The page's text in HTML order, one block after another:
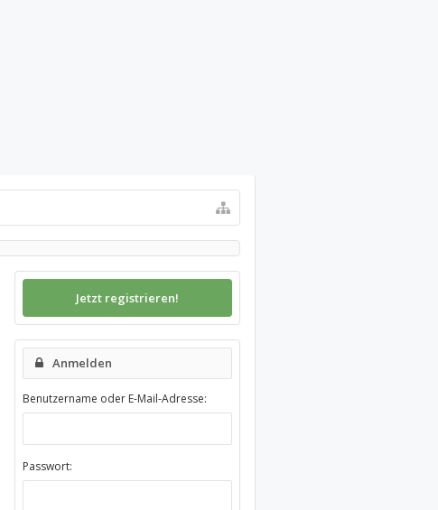
Jetzt registrieren!
Anmelden
Benutzername oder E-Mail-Adresse:
Passwort: